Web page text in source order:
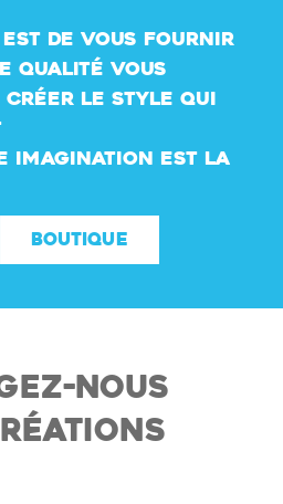
est de vous fournir
qualité vous
créer le style qui
imagination est la
BOUTIQUE
NOUS